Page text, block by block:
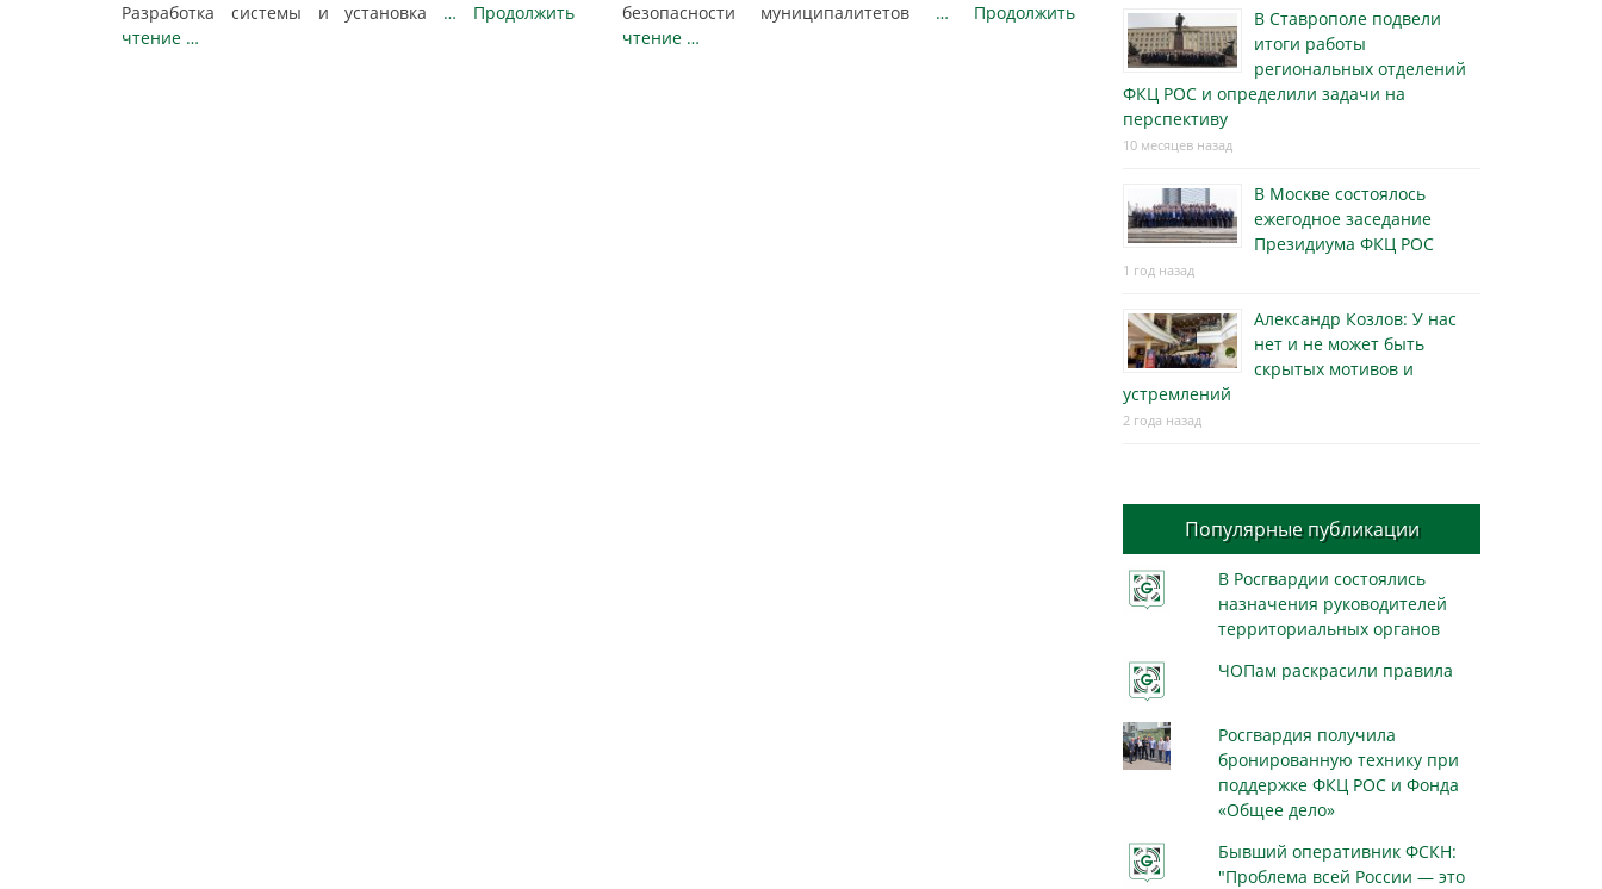
Разработка системы и установка … Продолжить
чтение …
безопасности муниципалитетов … Продолжить
чтение …
В Ставрополе подвели
итоги работы
региональных отделений
ФКЦ РОС и определили задачи на
перспективу
10 месяцев назад
В Москве состоялось
ежегодное заседание
Президиума ФКЦ РОС
1 год назад
Александр Козлов: У нас
нет и не может быть
скрытых мотивов и
устремлений
2 года назад
Популярные публикации
В Росгвардии состоялись
назначения руководителей
территориальных органов
ЧОПам раскрасили правила
Росгвардия получила
бронированную технику при
поддержке ФКЦ РОС и Фонда
«Общее дело»
Бывший оперативник ФСКН:
"Проблема всей России — это